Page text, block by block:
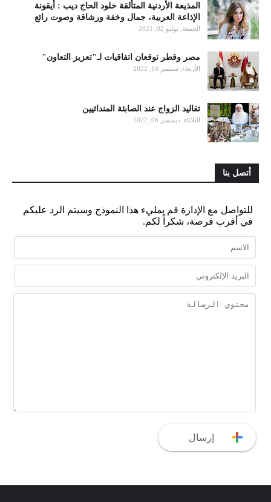
المذيعة الأردنية المتألقة خلود الحاج ديب : أيقونة
الإذاعة العربية، جمال وخفة ورشاقة وصوت رائع
الجمعة, يوليو 02, 2021
مصر وقطر توقعان اتفاقيات لـ"تعزيز التعاون"
الأربعاء, سبتمبر 14, 2022
تقاليد الزواج عند الصابئة المندائيين
الثلاثاء, ديسمبر 06, 2022
أتصل بنا
للتواصل مع الإدارة قم بمليء هذا النموذج وسيتم الرد عليكم
في أقرب فرصة، شكراً لكم.